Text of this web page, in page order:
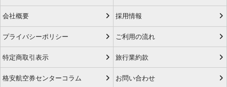
会社概要 採用情報
プライバシーポリシー ご利用の流れ
特定商取引表示 旅行業約款
格安航空券センターコラム お問い合わせ